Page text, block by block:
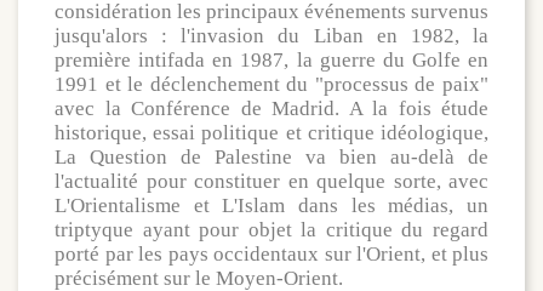
considération les principaux événements survenus
jusqu'alors : l'invasion du Liban en 1982, la
première intifada en 1987, la guerre du Golfe en
1991 et le déclenchement du "processus de paix"
avec la Conférence de Madrid. A la fois étude
historique, essai politique et critique idéologique,
La Question de Palestine va bien au-delà de
l'actualité pour constituer en quelque sorte, avec
L'Orientalisme et L'Islam dans les médias, un
triptyque ayant pour objet la critique du regard
porté par les pays occidentaux sur l'Orient, et plus
précisément sur le Moyen-Orient.